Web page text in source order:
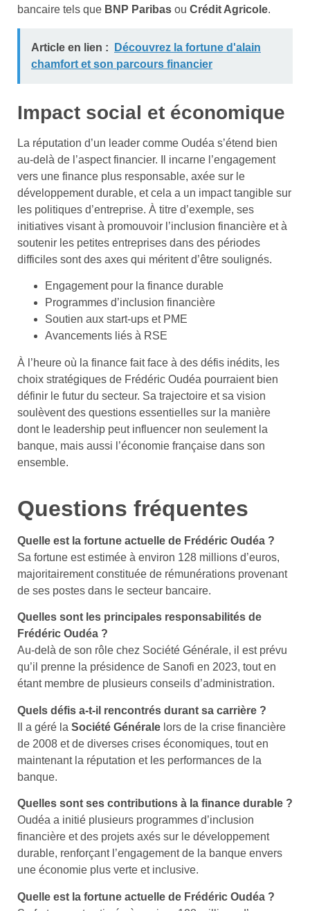
bancaire tels que BNP Paribas ou Crédit Agricole.
Article en lien :
Découvrez la fortune d'alain
chamfort et son parcours financier
Impact social et économique
La réputation d’un leader comme Oudéa s’étend bien
au-delà de l’aspect financier. Il incarne l’engagement
vers une finance plus responsable, axée sur le
développement durable, et cela a un impact tangible sur
les politiques d’entreprise. À titre d’exemple, ses
initiatives visant à promouvoir l’inclusion financière et à
soutenir les petites entreprises dans des périodes
difficiles sont des axes qui méritent d’être soulignés.
Engagement pour la finance durable
Programmes d’inclusion financière
Soutien aux start-ups et PME
Avancements liés à RSE
À l’heure où la finance fait face à des défis inédits, les
choix stratégiques de Frédéric Oudéa pourraient bien
définir le futur du secteur. Sa trajectoire et sa vision
soulèvent des questions essentielles sur la manière
dont le leadership peut influencer non seulement la
banque, mais aussi l’économie française dans son
ensemble.
Questions fréquentes
Quelle est la fortune actuelle de Frédéric Oudéa ?
Sa fortune est estimée à environ 128 millions d’euros,
majoritairement constituée de rémunérations provenant
de ses postes dans le secteur bancaire.
Quelles sont les principales responsabilités de
Frédéric Oudéa ?
Au-delà de son rôle chez Société Générale, il est prévu
qu’il prenne la présidence de Sanofi en 2023, tout en
étant membre de plusieurs conseils d’administration.
Quels défis a-t-il rencontrés durant sa carrière ?
Il a géré la Société Générale lors de la crise financière
de 2008 et de diverses crises économiques, tout en
maintenant la réputation et les performances de la
banque.
Quelles sont ses contributions à la finance durable ?
Oudéa a initié plusieurs programmes d’inclusion
financière et des projets axés sur le développement
durable, renforçant l’engagement de la banque envers
une économie plus verte et inclusive.
Quelle est la fortune actuelle de Frédéric Oudéa ?